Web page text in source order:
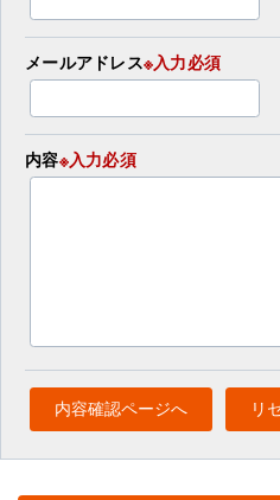
メールアドレス※入力必須
内容※入力必須